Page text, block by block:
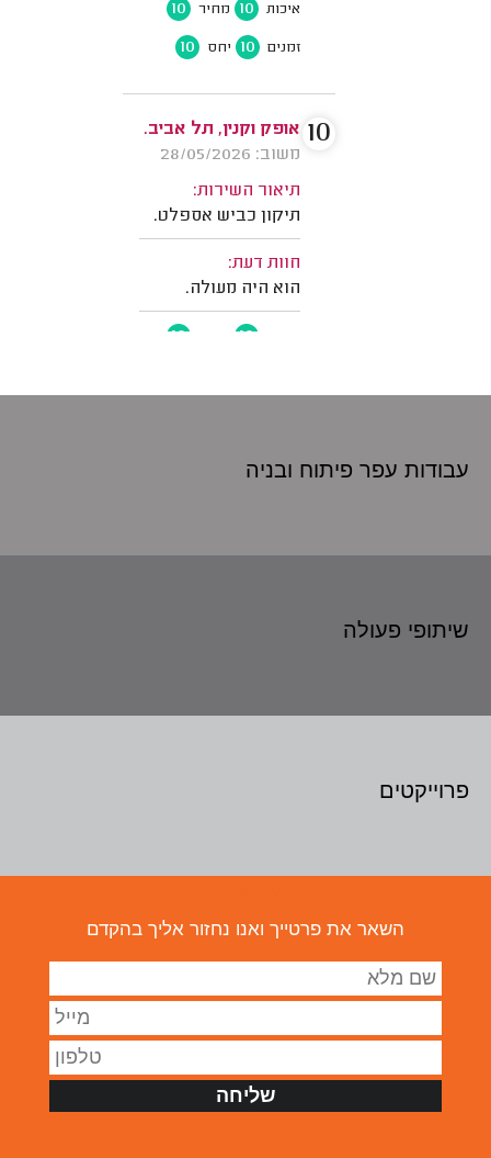
עבודות עפר פיתוח ובניה
שיתופי פעולה
פרוייקטים
השאר את פרטייך ואנו נחזור אליך בהקדם